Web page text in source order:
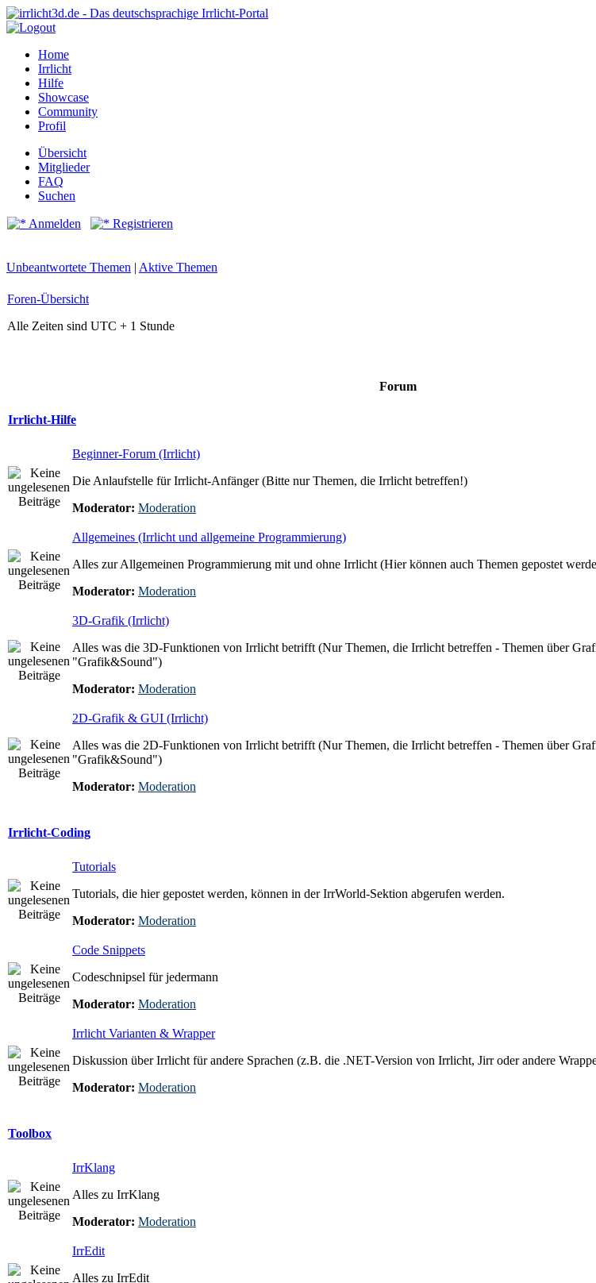
Home
Irrlicht
Hilfe
Showcase
Community
Profil
Übersicht
Mitglieder
FAQ
Suchen
Anmelden Registrieren
Unbeantwortete Themen | Aktive Themen
Foren-Übersicht
Alle Zeiten sind UTC + 1 Stunde
Forum
Irrlicht-Hilfe
Beginner-Forum (Irrlicht)
Die Anlaufstelle für Irrlicht-Anfänger (Bitte nur Themen, die Irrlicht betreffen!)
Moderator: Moderation
Allgemeines (Irrlicht und allgemeine Programmierung)
Alles zur Allgemeinen Programmierung mit und ohne Irrlicht (Hier können auch Themen gepostet
Moderator: Moderation
3D-Grafik (Irrlicht)
Alles was die 3D-Funktionen von Irrlicht betrifft (Nur Themen, die Irrlicht betreffen - Themen über
"Grafik&Sound")
Moderator: Moderation
2D-Grafik & GUI (Irrlicht)
Alles was die 2D-Funktionen von Irrlicht betrifft (Nur Themen, die Irrlicht betreffen - Themen über
"Grafik&Sound")
Moderator: Moderation
Irrlicht-Coding
Tutorials
Tutorials, die hier gepostet werden, können in der IrrWorld-Sektion abgerufen werden.
Moderator: Moderation
Code Snippets
Codeschnipsel für jedermann
Moderator: Moderation
Irrlicht Varianten & Wrapper
Diskussion über Irrlicht für andere Sprachen (z.B. die .NET-Version von Irrlicht, Jirr oder andere
Moderator: Moderation
Toolbox
IrrKlang
Alles zu IrrKlang
Moderator: Moderation
IrrEdit
Alles zu IrrEdit